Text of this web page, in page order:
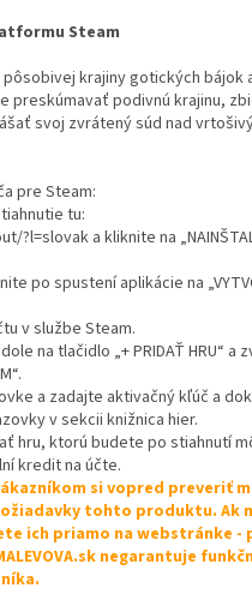
Steam
krajiny gotických bájok
preskúmavať podivnú krajinu,
svoj zvrátený súd nad
pre Steam:
tu:
a kliknite na
po spustení aplikácie na
v službe Steam.
na tlačidlo „+ PRIDAŤ HRU“ a
a zadajte aktivačný kľúč a
v sekcii knižnica hier.
hru, ktorú budete po stiahnutí
kredit na účte.
si vopred preveriť
tohto produktu. Ak
ich priamo na webstránke
negarantuje